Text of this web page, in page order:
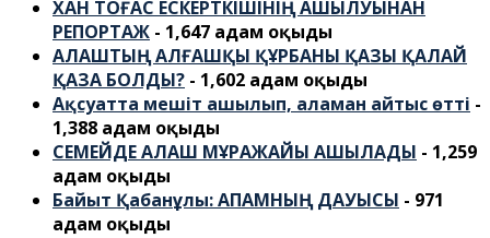
ХАН ТОҒАС ЕСКЕРТКІШІНІҢ АШЫЛУЫНАН
РЕПОРТАЖ - 1,647 адам оқыды
АЛАШТЫҢ АЛҒАШҚЫ ҚҰРБАНЫ ҚАЗЫ ҚАЛАЙ
ҚАЗА БОЛДЫ? - 1,602 адам оқыды
Ақсуатта мешіт ашылып, аламан айтыс өтті -
1,388 адам оқыды
СЕМЕЙДЕ АЛАШ МҰРАЖАЙЫ АШЫЛАДЫ - 1,259
адам оқыды
Байыт Қабанұлы: АПАМНЫҢ ДАУЫСЫ - 971
адам оқыды